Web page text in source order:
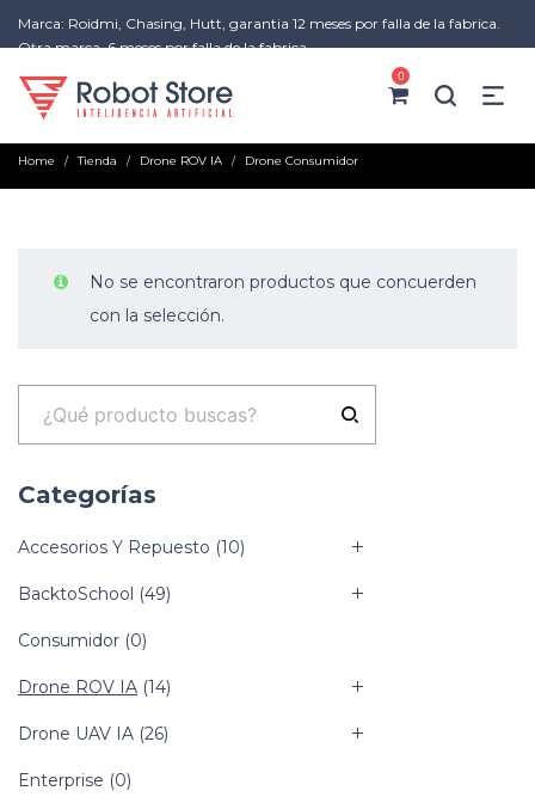
Marca: Roidmi, Chasing, Hutt, garantia 12 meses por falla de la fabrica.
Otra marca, 6 meses por falla de la fabrica
0
Home / Tienda / Drone ROV IA / Drone Consumidor
No se encontraron productos que concuerden
con la selección.
Categorías
Accesorios Y Repuesto (10)
BacktoSchool (49)
Consumidor (0)
Drone ROV IA (14)
Drone UAV IA (26)
Enterprise (0)